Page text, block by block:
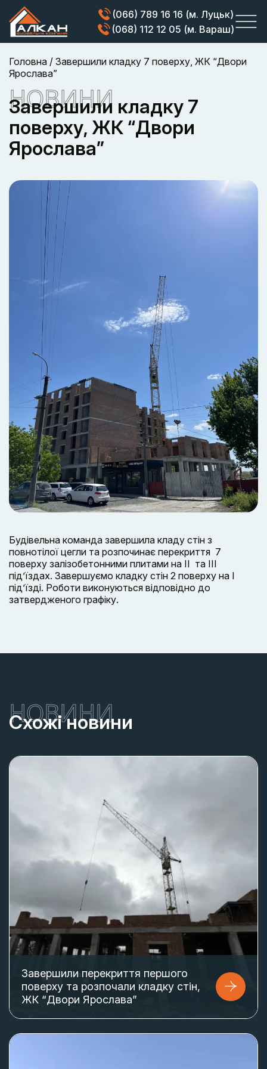
(066) 789 16 16 (м. Луцьк)
(068) 112 12 05 (м. Вараш)
Головна / Завершили кладку 7 поверху, ЖК “Двори
Ярослава”
НОВИНИ
Завершили кладку 7
поверху, ЖК “Двори
Ярослава”
Будівельна команда завершила кладу стін з
повнотілої цегли та розпочинає перекриття 7
поверху залізобетонними плитами на ІІ та ІІІ
під’їздах. Завершуємо кладку стін 2 поверху на І
під’їзді. Роботи виконуються відповідно до
затвердженого графіку.
НОВИНИ
Схожі новини
Завершили перекриття першого
поверху та розпочали кладку стін,
ЖК “Двори Ярослава”